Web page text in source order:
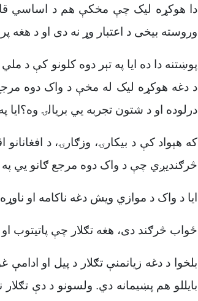
دا هوکړه لیک چې مخکې هم د اساسي
وروسته بیخی د اعتبار وړ نه دی او د هغه
پوښتنه دا ده ایا په تېر دوه کلونو کې
د دغه هوکړه لیک له مخې د واک دوه
درلوده او د شتون تجربه يي بریالۍ
که هېواد کې د بیکارۍ، وزګارۍ، د
څرګندیږي چې د واک دوه مرجع ګانو يي
ایا د واک د موازي ویش دغه ناکامه او
ځواب څرګند دی، هغه تګلار چې پاتیتوب او
بلخوا د دغه زیانمنې تګلار د پیل او
بایللو هم پښيمانه دي. ولسونو د دې